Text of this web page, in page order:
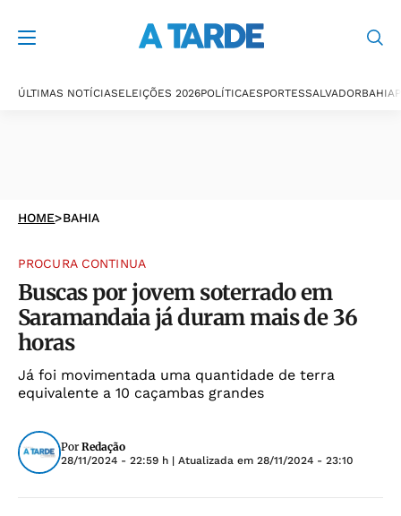
ÚLTIMAS NOTÍCIASELEIÇÕES 2026POLÍTICAESPORTESSALVADORBAHIA
HOME>BAHIA
PROCURA CONTINUA
Buscas por jovem soterrado em
Saramandaia já duram mais de 36
horas
Já foi movimentada uma quantidade de terra
equivalente a 10 caçambas grandes
Por Redação
28/11/2024 - 22:59 h | Atualizada em 28/11/2024 - 23:10